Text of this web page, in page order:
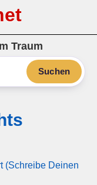
Traum
Suchen
(Schreibe Deinen